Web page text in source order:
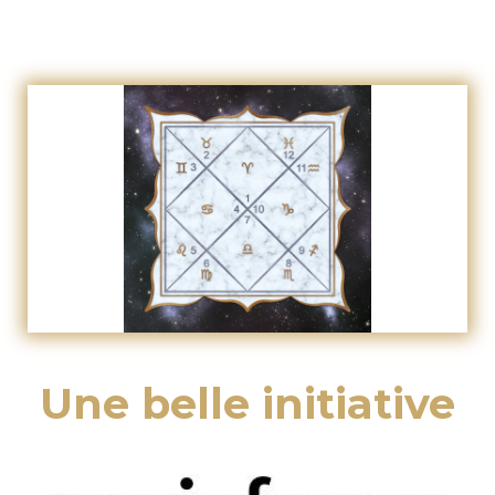
Une belle initiative